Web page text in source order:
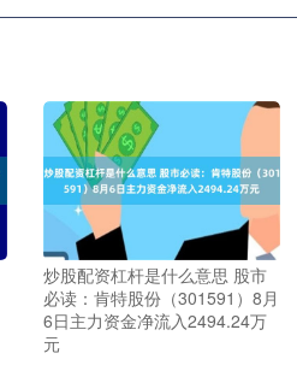
炒股配资杠杆是什么意思 股市
必读：肯特股份（301591）8月
6日主力资金净流入2494.24万
元